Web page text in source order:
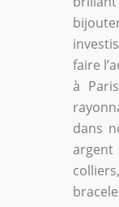
faire
à
dans